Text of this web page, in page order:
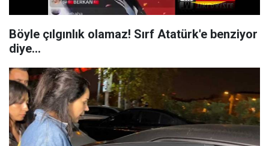
Böyle çılgınlık olamaz! Sırf Atatürk'e benziyor
diye...